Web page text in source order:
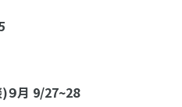
９月 9/27~28